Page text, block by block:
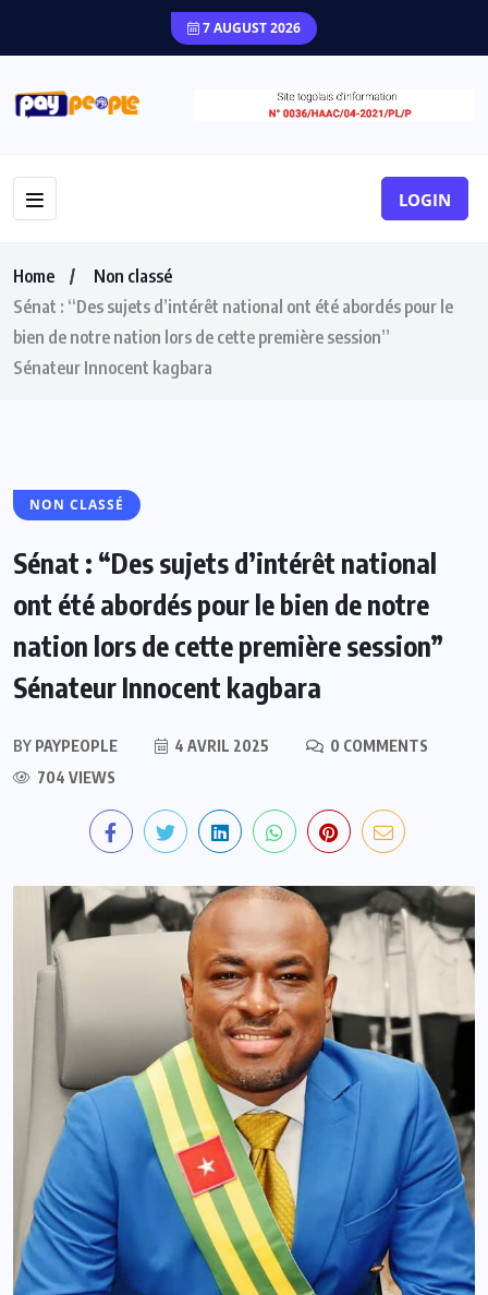
7 AUGUST 2026
LOGIN
Home
Non classé
Sénat : “Des sujets d’intérêt national ont été abordés pour le
bien de notre nation lors de cette première session”
Sénateur Innocent kagbara
NON CLASSÉ
Sénat : “Des sujets d’intérêt national
ont été abordés pour le bien de notre
nation lors de cette première session”
Sénateur Innocent kagbara
BY PAYPEOPLE 4 AVRIL 2025
0 COMMENTS
704 VIEWS